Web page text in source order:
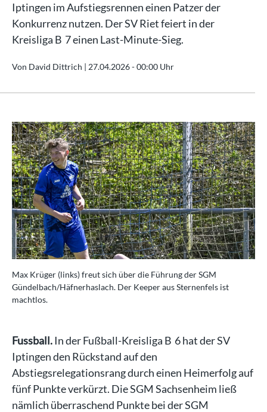
Iptingen im Aufstiegsrennen einen Patzer der
Konkurrenz nutzen. Der SV Riet feiert in der
Kreisliga B 7 einen Last-Minute-Sieg.
Von David Dittrich | 27.04.2026 - 00:00 Uhr
Max Krüger (links) freut sich über die Führung der SGM
Gündelbach/Häfnerhaslach. Der Keeper aus Sternenfels ist
machtlos.
Fussball.In der Fußball-Kreisliga B 6 hat der SV
Iptingen den Rückstand auf den
Abstiegsrelegationsrang durch einen Heimerfolg auf
fünf Punkte verkürzt. Die SGM Sachsenheim ließ
nämlich überraschend Punkte bei der SGM